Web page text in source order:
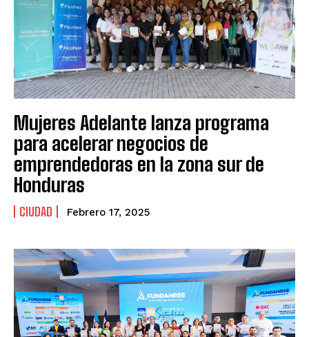
Mujeres Adelante lanza programa
para acelerar negocios de
emprendedoras en la zona sur de
Honduras
CIUDAD Febrero 17, 2025